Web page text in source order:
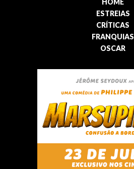
ESTREIAS
CRÍTICAS
FRANQUIAS
OSCAR